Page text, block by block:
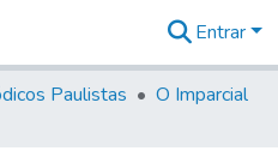
na
Entrar
Paulistas
O Imparcial